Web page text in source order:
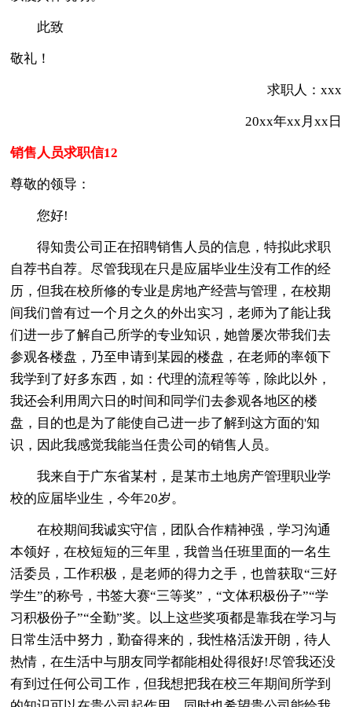
此致
敬礼！
求职人：xxx
20xx年xx月xx日
销售人员求职信12
尊敬的领导：
您好!
得知贵公司正在招聘销售人员的信息，特拟此求职
自荐书自荐。尽管我现在只是应届毕业生没有工作的经
历，但我在校所修的专业是房地产经营与管理，在校期
间我们曾有过一个月之久的外出实习，老师为了能让我
们进一步了解自己所学的专业知识，她曾屡次带我们去
参观各楼盘，乃至申请到某园的楼盘，在老师的率领下
我学到了好多东西，如：代理的流程等等，除此以外，
我还会利用周六日的时间和同学们去参观各地区的楼
盘，目的也是为了能使自己进一步了解到这方面的'知
识，因此我感觉我能当任贵公司的销售人员。
我来自于广东省某村，是某市土地房产管理职业学
校的应届毕业生，今年20岁。
在校期间我诚实守信，团队合作精神强，学习沟通
本领好，在校短短的三年里，我曾当任班里面的一名生
活委员，工作积极，是老师的得力之手，也曾获取“三好
学生”的称号，书签大赛“三等奖”，“文体积极份子”“学
习积极份子”“全勤”奖。以上这些奖项都是靠我在学习与
日常生活中努力，勤奋得来的，我性格活泼开朗，待人
热情，在生活中与朋友同学都能相处得很好!尽管我还没
有到过任何公司工作，但我想把我在校三年期间所学到